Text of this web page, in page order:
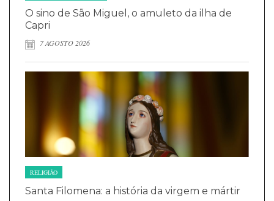
O sino de São Miguel, o amuleto da ilha de
Capri
7 AGOSTO 2026
RELIGIÃO
Santa Filomena: a história da virgem e mártir